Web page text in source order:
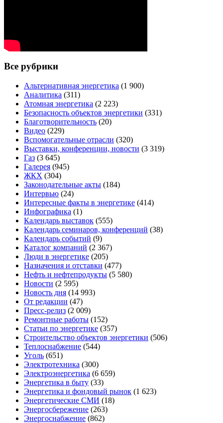
Все рубрики
Альтернативная энергетика (1 900)
Аналитика (311)
Атомная энергетика (2 223)
Безопасность объектов энергетики (331)
Благотворительность (20)
Видео (229)
Вспомогательные отрасли (320)
Выставки, конференции, новости (3 319)
Газ (3 645)
Галерея (945)
ЖКХ (304)
Законодательные акты (184)
Интервью (24)
Интересные факты в энергетике (414)
Инфографика (1)
Календарь выставок (555)
Календарь семинаров, конференций (38)
Календарь событий (9)
Каталог компаний (2 367)
Люди в энергетике (205)
Назначения и отставки (477)
Нефть и нефтепродукты (5 580)
Новости (2 595)
Новость дня (14 993)
От редакции (47)
Пресс-релиз (2 009)
Ремонтные работы (152)
Статьи по энергетике (357)
Строительство объектов энергетики (506)
Теплоснабжение (544)
Уголь (651)
Электротехника (300)
Электроэнергетика (6 659)
Энергетика в быту (33)
Энергетика и фондовый рынок (1 623)
Энергетические СМИ (18)
Энергосбережение (263)
Энергоснабжение (862)